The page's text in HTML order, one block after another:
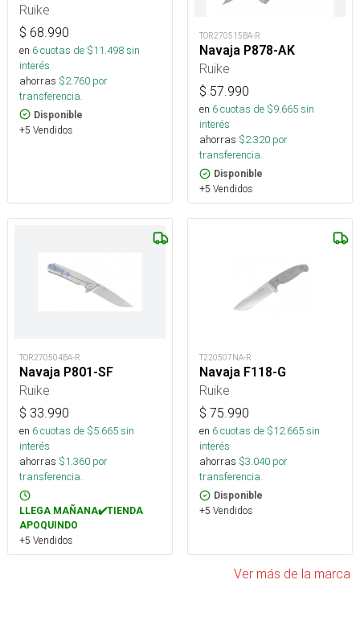
Ruike
$ 68.990
en 6cuotas de $11.498sin
interés
ahorras $2.760 por
transferencia.
Disponible
+5 Vendidos
TOR270515BA-R
Navaja P878-AK
Ruike
$ 57.990
en 6cuotas de $9.665sin
interés
ahorras $2.320 por
transferencia.
Disponible
+5 Vendidos
TOR270504BA-R
Navaja P801-SF
Ruike
$ 33.990
en 6cuotas de $5.665sin
interés
ahorras $1.360 por
transferencia.
LLEGA MAÑANA✔️TIENDA
APOQUINDO
+5 Vendidos
T220507NA-R
Navaja F118-G
Ruike
$ 75.990
en 6cuotas de $12.665sin
interés
ahorras $3.040 por
transferencia.
Disponible
+5 Vendidos
Ver más de la marca